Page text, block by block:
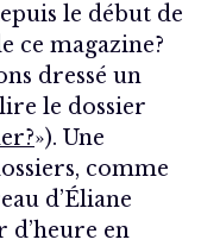
le début de
ce magazine?
dressé un
le dossier
»). Une
comme
d’Éliane
en